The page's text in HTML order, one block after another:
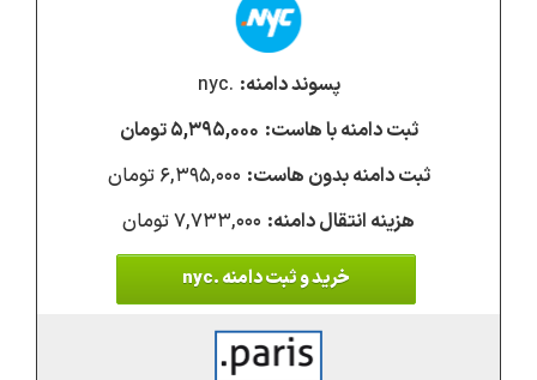
.nyc
۵,۳۹۵,۰۰۰ تومان
۶,۳۹۵,۰۰۰ تومان
۷,۷۳۳,۰۰۰ تومان
خرید و ثبت دامنه .nyc